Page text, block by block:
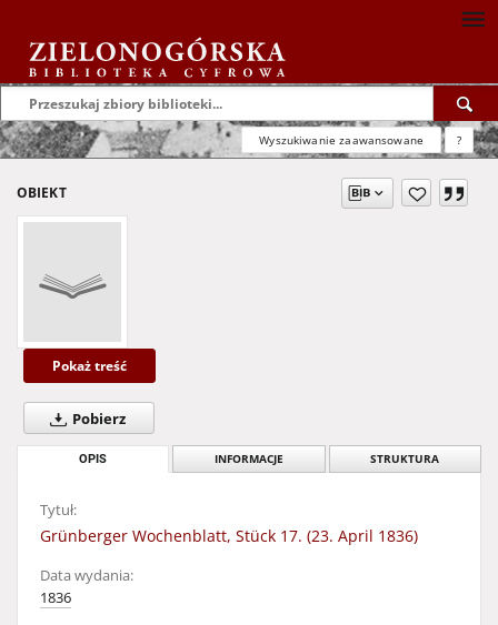
Wyszukiwanie zaawansowane ?
OBIEKT
Pokaż treść
Pobierz
OPIS INFORMACJE STRUKTURA
Tytuł:
Grünberger Wochenblatt, Stück 17. (23. April 1836)
Data wydania:
1836